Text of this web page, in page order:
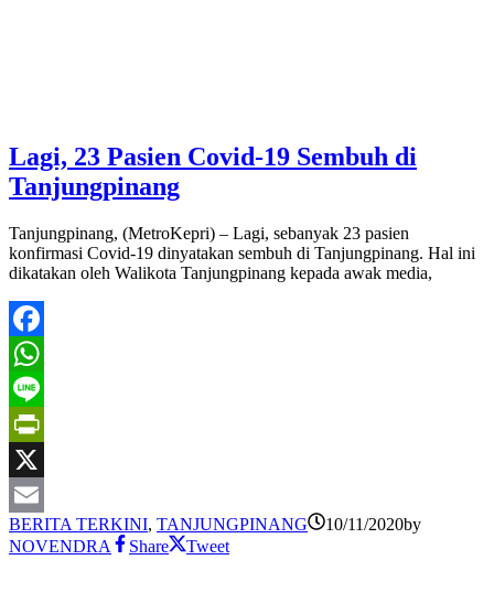
Lagi, 23 Pasien Covid-19 Sembuh di
Tanjungpinang
Tanjungpinang, (MetroKepri) – Lagi, sebanyak 23 pasien
konfirmasi Covid-19 dinyatakan sembuh di Tanjungpinang. Hal ini
dikatakan oleh Walikota Tanjungpinang kepada awak media,
Facebook
WhatsApp
Line
PrintFriendly
X
Email
BERITA TERKINI, TANJUNGPINANG 10/11/2020by
NOVENDRA
Share Tweet